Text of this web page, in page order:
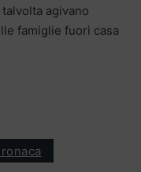
agivano
famiglie fuori casa